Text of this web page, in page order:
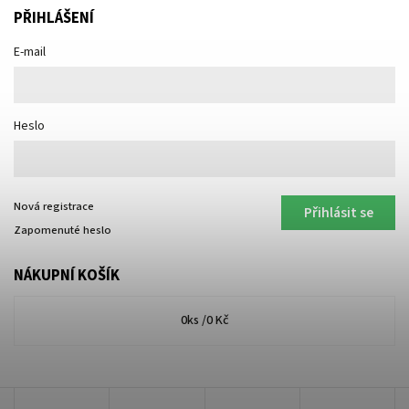
PŘIHLÁŠENÍ
E-mail
Heslo
Přihlásit se
Nová registrace
Zapomenuté heslo
NÁKUPNÍ KOŠÍK
0ks /0 Kč